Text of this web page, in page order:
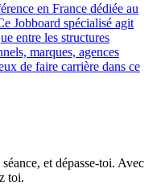
en France dédiée au
Jobboard spécialisé agit
entre les structures
marques, agences
de faire carrière dans ce
et dépasse-toi. Avec
toi.